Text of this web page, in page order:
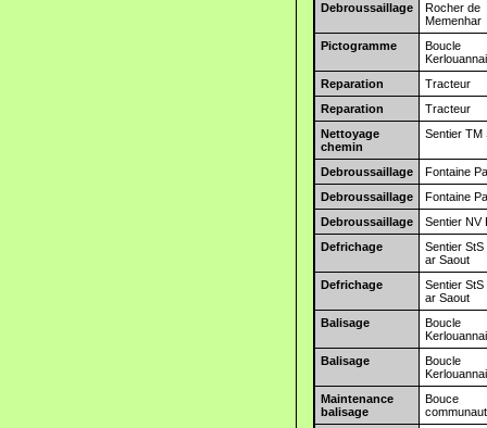
Debroussaillage
Rocher de
Memenhar
Pictogramme
Boucle
Reparation
Tracteur
Reparation
Tracteur
Nettoyage
chemin
Sentier TM
Debroussaillage
Fontaine
Debroussaillage
Fontaine
Debroussaillage
Sentier NV
Defrichage
Sentier StS
ar Saout
Defrichage
Sentier StS
ar Saout
Balisage
Boucle
Balisage
Boucle
Maintenance
balisage
Bouce